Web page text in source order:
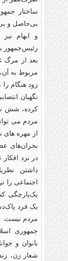
ساختار
بی‌حاصل و
و ابهام
رئیس‌جمهور
بعد از مرگ
مربوط به
زود هنگام
نگهبان
کرده، شش
مردم می
از مهره
بحران‌های
در نزد
داشتن
اجتماعی
یک‌پارچگی
یک فرد
مردم نیست.
جمهوری
بانوان و
شعار زن،